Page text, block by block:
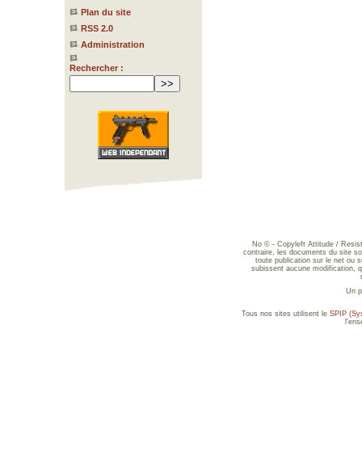
Plan du site
RSS 2.0
Administration
Rechercher :
No © - Copyleft Attitude /
contraire, les documents du site
toute publication sur le net ou
subissent aucune modification,
Un
Tous nos sites utilisent le SPIP